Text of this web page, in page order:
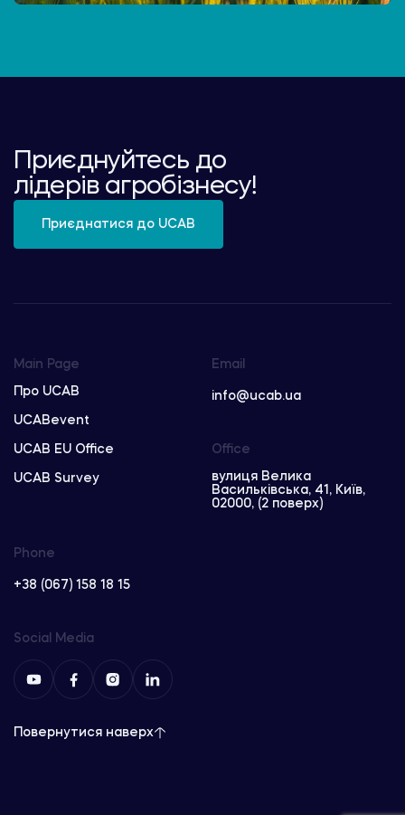
Приєднуйтесь до
лідерів агробізнесу!
Приєднатися до UCAB
Main Page
Про UCAB
UCABevent
UCAB EU Office
UCAB Survey
Email
info@ucab.ua
Phone
+38 (067) 158 18 15
Office
вулиця Велика
Васильківська, 41, Київ,
02000, (2 поверх)
Social Media
Повернутися наверх